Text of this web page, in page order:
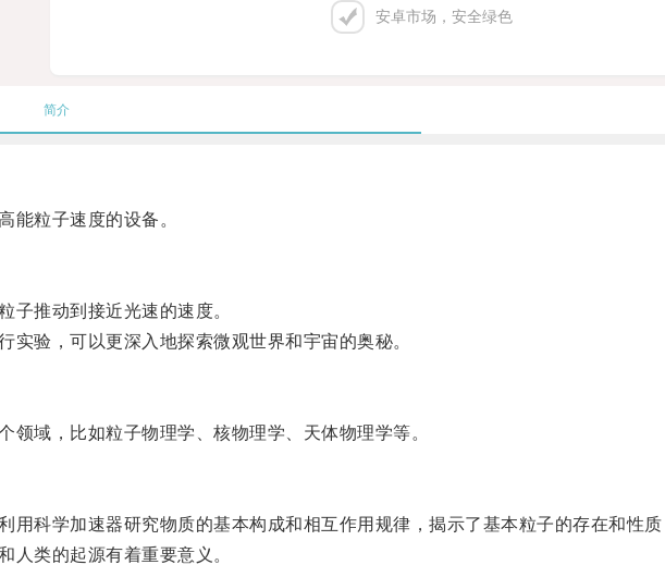
安卓市场，安全绿色
简介
粒子速度的设备。
推动到接近光速的速度。
验，可以更深入地探索微观世界和宇宙的奥秘。
域，比如粒子物理学、核物理学、天体物理学等。
科学加速器研究物质的基本构成和相互作用规律，揭示了基本粒子的存在和性质
类的起源有着重要意义。